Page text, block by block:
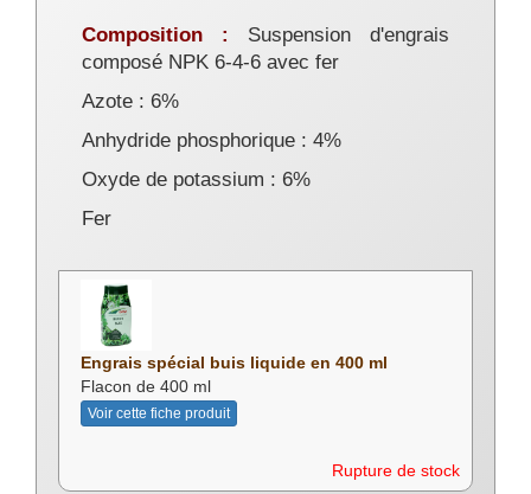
Composition :
Suspension d'engrais
composé NPK 6-4-6 avec fer
Azote : 6%
Anhydride phosphorique : 4%
Oxyde de potassium : 6%
Fer
Engrais spécial buis liquide en 400 ml
Flacon de 400 ml
Voir cette fiche produit
Rupture de stock